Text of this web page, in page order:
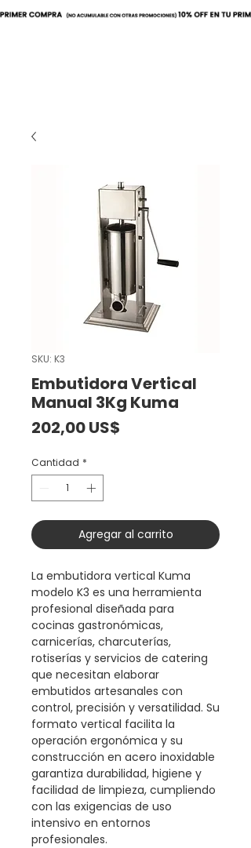
SKU: K3
Embutidora Vertical
Manual 3Kg Kuma
202,00 US$
Cantidad *
Agregar al carrito
La embutidora vertical Kuma
modelo K3 es una herramienta
profesional diseñada para
cocinas gastronómicas,
carnicerías, charcuterías,
rotiserías y servicios de catering
que necesitan elaborar
embutidos artesanales con
control, precisión y versatilidad. Su
formato vertical facilita la
operación ergonómica y su
construcción en acero inoxidable
garantiza durabilidad, higiene y
facilidad de limpieza, cumpliendo
con las exigencias de uso
intensivo en entornos
profesionales.